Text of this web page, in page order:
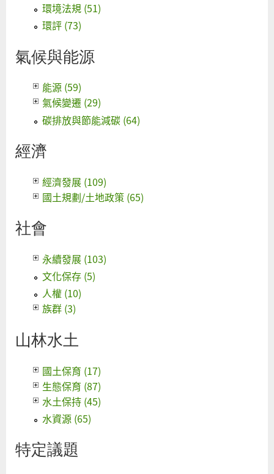
環境法規 (51)
環評 (73)
氣候與能源
能源 (59)
氣候變遷 (29)
碳排放與節能減碳 (64)
經濟
經濟發展 (109)
國土規劃/土地政策 (65)
社會
永續發展 (103)
文化保存 (5)
人權 (10)
族群 (3)
山林水土
國土保育 (17)
生態保育 (87)
水土保持 (45)
水資源 (65)
特定議題